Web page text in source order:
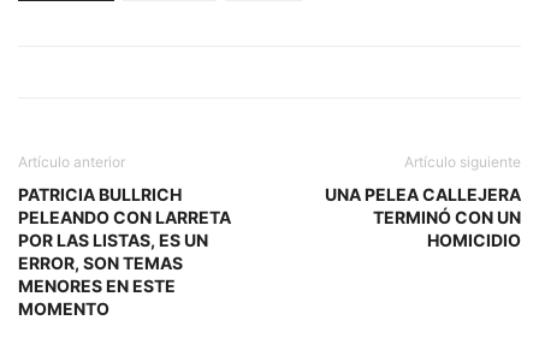
Artículo anterior
PATRICIA BULLRICH
PELEANDO CON LARRETA
POR LAS LISTAS, ES UN
ERROR, SON TEMAS
MENORES EN ESTE
MOMENTO
Artículo siguiente
UNA PELEA CALLEJERA
TERMINÓ CON UN
HOMICIDIO